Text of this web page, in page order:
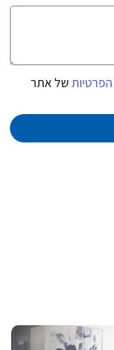
הפרטיותשל אתר